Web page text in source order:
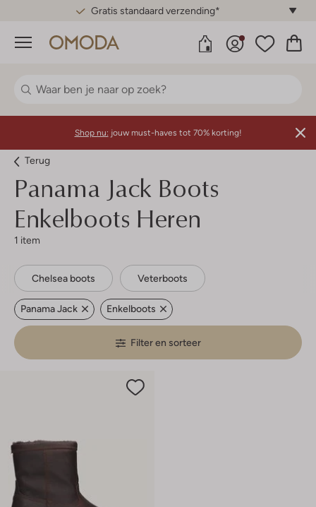
Gratis standaard verzending*
Menu
Shop nu: jouw must-haves tot 70% korting!
Terug
Panama Jack Boots
Enkelboots Heren
1 item
Chelsea boots Veterboots
Panama Jack Enkelboots
Filter en sorteer